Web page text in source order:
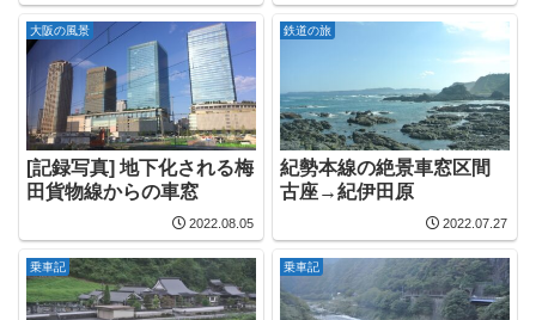
大阪の風景
[記録写真] 地下化される梅
田貨物線からの車窓
2022.08.05
鉄道の旅
紀勢本線の絶景車窓区間
古座→紀伊田原
2022.07.27
乗車記 乗車記